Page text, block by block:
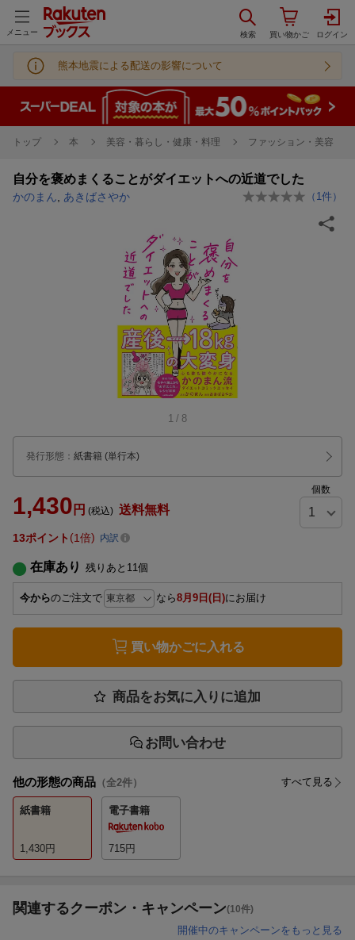
メニュー
熊本地震による配送の影響について
トップ 本 美容・暮らし・健康・料理 ファッション・美容
自分を褒めまくることがダイエットへの近道でした
かのまん あきばさやか （ 1 件）
1 / 8
発行形態 ： 紙書籍 (単行本)
1,430 円 (税込) 送料無料
個数
13ポイント 1倍 内訳
在庫あり 残りあと 11個
今からのご注文で なら8月9日(日)にお届け
買い物かごに入れる
商品をお気に入りに追加
お問い合わせ
他の形態の商品 （全2件） すべて見る
紙書籍
1,430円
電子書籍
715円
関連するクーポン・キャンペーン(10件)
開催中のキャンペーンをもっと見る